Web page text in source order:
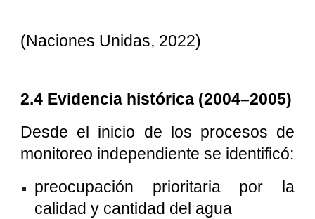
(Naciones Unidas, 2022)
2.4 Evidencia histórica (2004–2005)
Desde el inicio de los procesos de
monitoreo independiente se identificó:
preocupación prioritaria por la
calidad y cantidad del agua